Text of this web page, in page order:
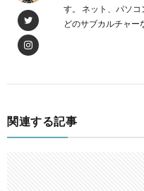
す。 ネット、パソ
どのサブカルチャー
関連する記事